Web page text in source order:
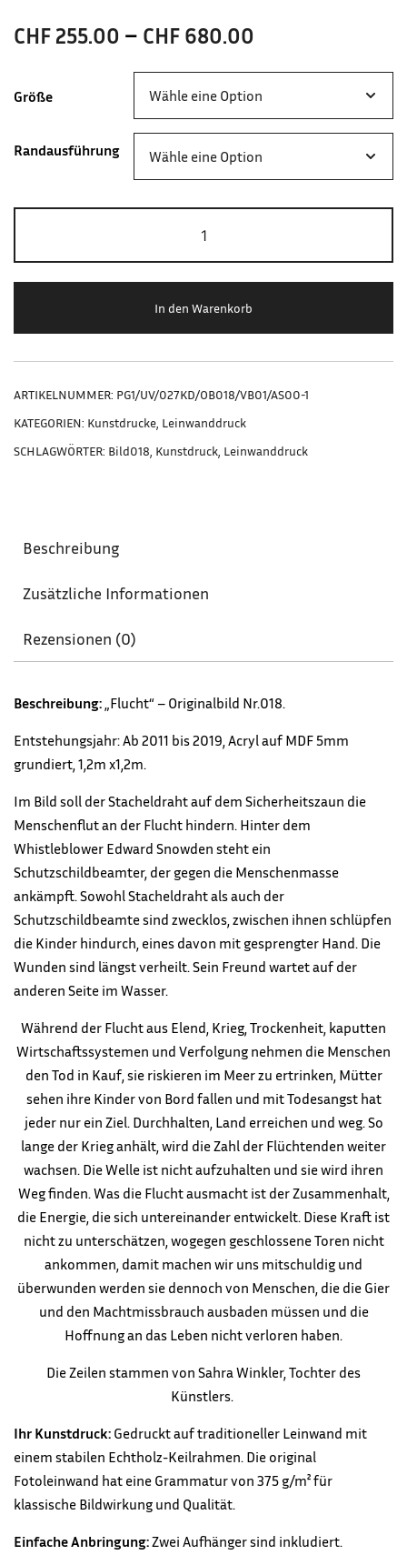
CHF 255.00 – CHF 680.00
Größe
Randausführung
In den Warenkorb
ARTIKELNUMMER: PG1/UV/027KD/OB018/VB01/AS00-1
KATEGORIEN: Kunstdrucke Leinwanddruck
SCHLAGWÖRTER: Bild018 Kunstdruck Leinwanddruck
Beschreibung
Zusätzliche Informationen
Rezensionen (0)
Beschreibung: „Flucht“ – Originalbild Nr.018.
Entstehungsjahr: Ab 2011 bis 2019, Acryl auf MDF 5mm
grundiert, 1,2m x1,2m.
Im Bild soll der Stacheldraht auf dem Sicherheitszaun die
Menschenflut an der Flucht hindern. Hinter dem
Whistleblower Edward Snowden steht ein
Schutzschildbeamter, der gegen die Menschenmasse
ankämpft. Sowohl Stacheldraht als auch der
Schutzschildbeamte sind zwecklos, zwischen ihnen schlüpfen
die Kinder hindurch, eines davon mit gesprengter Hand. Die
Wunden sind längst verheilt. Sein Freund wartet auf der
anderen Seite im Wasser.
Während der Flucht aus Elend, Krieg, Trockenheit, kaputten
Wirtschaftssystemen und Verfolgung nehmen die Menschen
den Tod in Kauf, sie riskieren im Meer zu ertrinken, Mütter
sehen ihre Kinder von Bord fallen und mit Todesangst hat
jeder nur ein Ziel. Durchhalten, Land erreichen und weg. So
lange der Krieg anhält, wird die Zahl der Flüchtenden weiter
wachsen. Die Welle ist nicht aufzuhalten und sie wird ihren
Weg finden. Was die Flucht ausmacht ist der Zusammenhalt,
die Energie, die sich untereinander entwickelt. Diese Kraft ist
nicht zu unterschätzen, wogegen geschlossene Toren nicht
ankommen, damit machen wir uns mitschuldig und
überwunden werden sie dennoch von Menschen, die die Gier
und den Machtmissbrauch ausbaden müssen und die
Hoffnung an das Leben nicht verloren haben.
Die Zeilen stammen von Sahra Winkler, Tochter des
Künstlers.
Ihr Kunstdruck: Gedruckt auf traditioneller Leinwand mit
einem stabilen Echtholz-Keilrahmen. Die original
Fotoleinwand hat eine Grammatur von 375 g/m² für
klassische Bildwirkung und Qualität.
Einfache Anbringung:Zwei Aufhänger sind inkludiert.